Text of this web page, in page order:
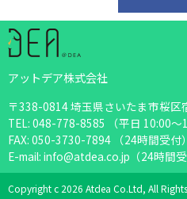
アットデア株式会社
〒338-0814 埼玉県さいたま市桜区
TEL: 048-778-8585 （平日 10:00～
FAX: 050-3730-7894 （24時間受付）
E-mail: info@atdea.co.jp（24時間受
Copyright c 2026 Atdea Co.Ltd, All